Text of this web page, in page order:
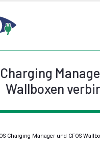
Wallboxen
Charging Manager und CFOS